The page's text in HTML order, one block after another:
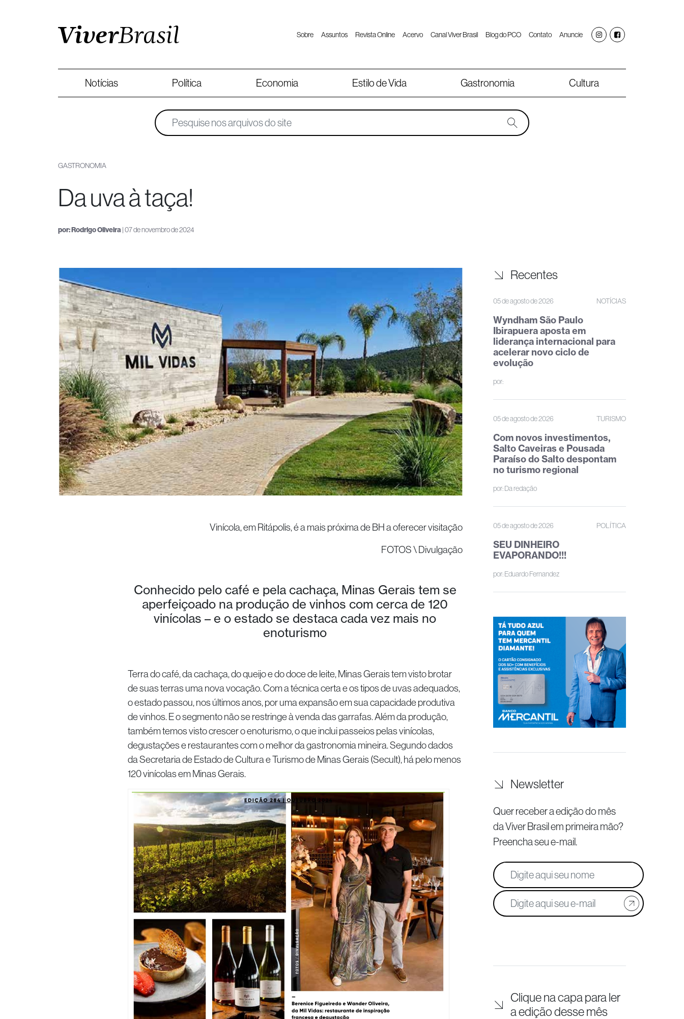
Sobre Assuntos Revista Online Acervo Canal Viver Brasil Blog do PCO Contato Anuncie
Notícias Política Economia Estilo de Vida Gastronomia Cultura
GASTRONOMIA
Da uva à taça!
por:Rodrigo Oliveira | 07 de novembro de 2024
Vinícola, em Ritápolis, é a mais próxima de BH a oferecer visitação
FOTOS \ Divulgação
Conhecido pelo café e pela cachaça, Minas Gerais tem se
aperfeiçoado na produção de vinhos com cerca de 120
vinícolas – e o estado se destaca cada vez mais no
enoturismo
Terra do café, da cachaça, do queijo e do doce de leite, Minas Gerais tem visto brotar
de suas terras uma nova vocação. Com a técnica certa e os tipos de uvas adequados,
o estado passou, nos últimos anos, por uma expansão em sua capacidade produtiva
de vinhos. E o segmento não se restringe à venda das garrafas. Além da produção,
também temos visto crescer o enoturismo, o que inclui passeios pelas vinícolas,
degustações e restaurantes com o melhor da gastronomia mineira. Segundo dados
da Secretaria de Estado de Cultura e Turismo de Minas Gerais (Secult), há pelo menos
120 vinícolas em Minas Gerais.
Recentes
05 de agosto de 2026 NOTÍCIAS
Wyndham São Paulo
Ibirapuera aposta em
liderança internacional para
acelerar novo ciclo de
evolução
por:
05 de agosto de 2026 TURISMO
Com novos investimentos,
Salto Caveiras e Pousada
Paraíso do Salto despontam
no turismo regional
por:Da redação
05 de agosto de 2026 POLÍTICA
SEU DINHEIRO
EVAPORANDO!!!
por:Eduardo Fernandez
Newsletter
Quer receber a edição do mês
da Viver Brasilem primeira mão?
Preencha seu e-mail.
Clique na capa para ler
a edição desse mês